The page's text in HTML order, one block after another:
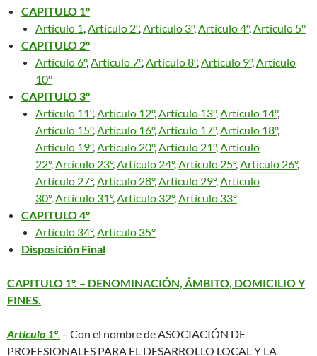
CAPITULO 1º
Artículo 1,Artículo 2º,Artículo 3º,Artículo 4º,Artículo 5º
CAPITULO 2º
Artículo 6º,Artículo 7º,Artículo 8º,Artículo 9º,Artículo
10º
CAPITULO 3º
Artículo 11º,Artículo 12º,Artículo 13º,Artículo 14º,
Artículo 15º,Artículo 16º,Artículo 17º,Artículo 18º,
Artículo 19º,Artículo 20º,Artículo 21º,Artículo
22º,Artículo 23º,Artículo 24º,Artículo 25º,Artículo 26º,
Artículo 27º,Artículo 28º,Artículo 29º,Artículo
30º,Artículo 31º,Artículo 32º,Artículo 33º
CAPITULO 4º
Artículo 34º,Artículo 35º
Disposición Final
CAPITULO 1º. – DENOMINACIÓN, ÁMBITO, DOMICILIO Y
FINES.
Artículo 1º. –Con el nombre de ASOCIACIÓN DE
PROFESIONALES PARA EL DESARROLLO LOCAL Y LA